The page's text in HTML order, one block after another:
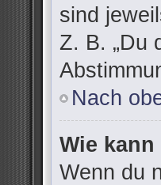
sind
Z. B. „Du
Nach
Wie
Wenn du